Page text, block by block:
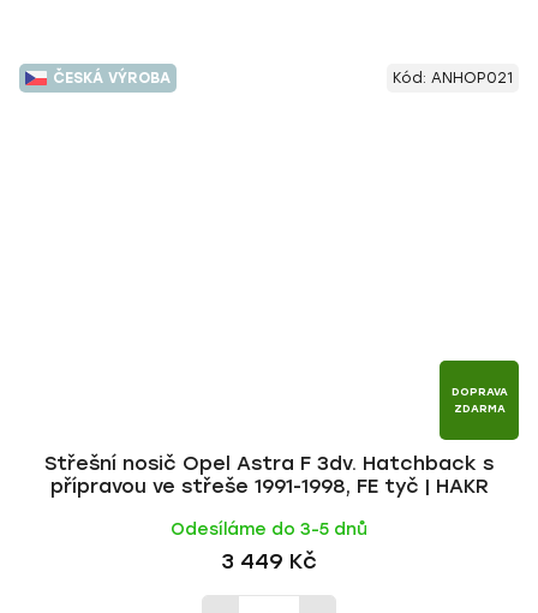
ČESKÁ VÝROBA
DOPRAVA
ZDARMA
Střešní nosič Opel Astra F 3dv. Hatchback s
přípravou ve střeše 1991-1998, FE tyč | HAKR
Odesíláme do 3-5 dnů
3 449 Kč
Kód: ANHOP021